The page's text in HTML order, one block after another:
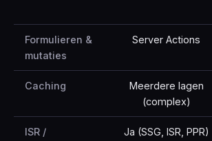
Formulieren &
mutaties
Server Actions
Caching
Meerdere lagen
(complex)
ISR /
Ja (SSG, ISR, PPR)